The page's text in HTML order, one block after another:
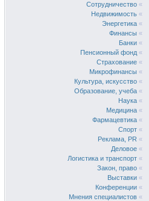
Сотрудничество «
Недвижимость «
Энергетика «
Финансы «
Банки «
Пенсионный фонд «
Страхование «
Микрофинансы «
Культура, искусство «
Образование, учеба «
Наука «
Медицина «
Фармацевтика «
Спорт «
Реклама, PR «
Деловое «
Логистика и транспорт «
Закон, право «
Выставки «
Конференции «
Мнения специалистов «